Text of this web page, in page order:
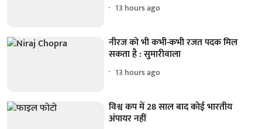
13 hours ago
नीरज को भी कभी-कभी रजत पदक मिल
सकता है : सुमारीवाला
13 hours ago
विश्व कप में 28 साल बाद कोई भारतीय
अंपायर नहीं